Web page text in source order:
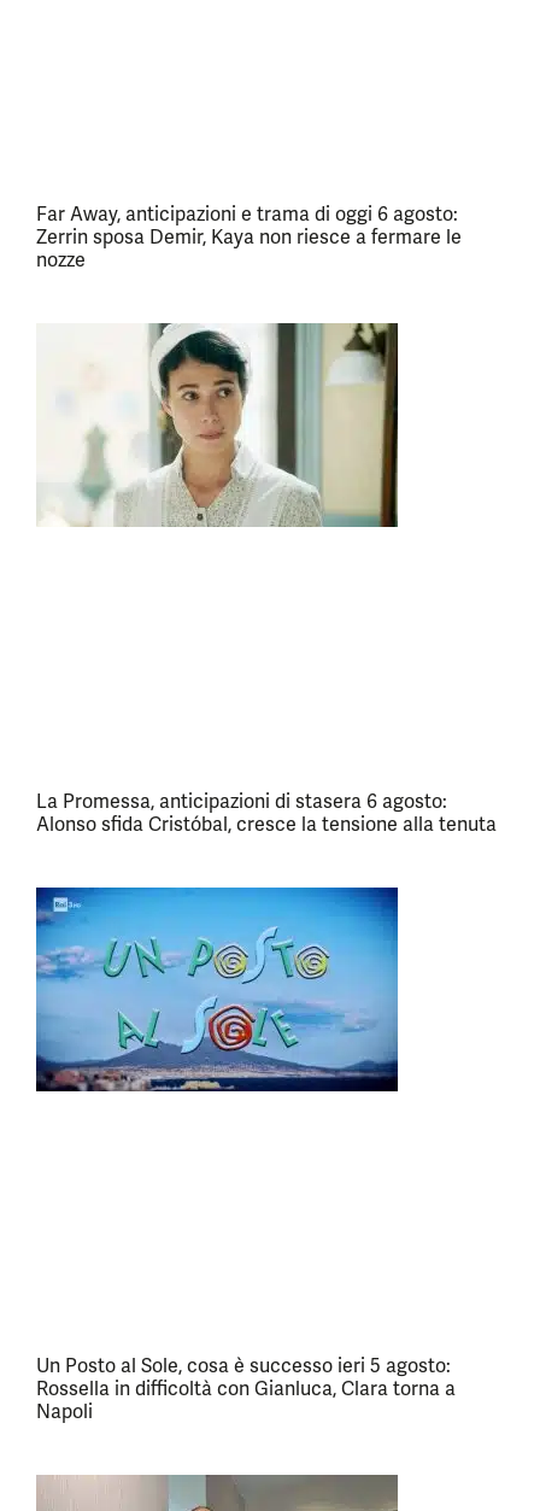
Far Away, anticipazioni e trama di oggi 6 agosto:
Zerrin sposa Demir, Kaya non riesce a fermare le
nozze
La Promessa, anticipazioni di stasera 6 agosto:
Alonso sfida Cristóbal, cresce la tensione alla tenuta
Un Posto al Sole, cosa è successo ieri 5 agosto:
Rossella in difficoltà con Gianluca, Clara torna a
Napoli